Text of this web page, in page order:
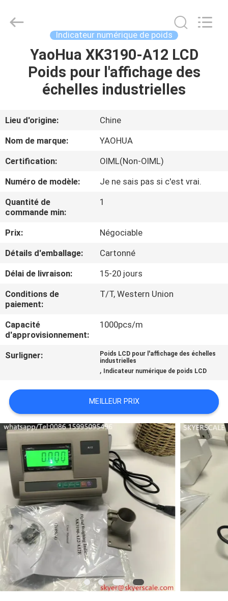
MAISON
PRODUITS
VIDÉOS
À
PROPOS
NOUS
VISITE
DE
L'USINE
CONTRÔLE
DE
QUALITÉ
NOUVELLES
LES
AFFAIRES
DEMANDEZ
UN DEVIS
PLAN
DU
SITE
Co.,Limited.
Indicateur numérique de poids
YaoHua XK3190-A12 LCD
Poids pour l'affichage des
échelles industrielles
Lieu d'origine:
Chine
Nom de marque:
YAOHUA
Certification:
OIML(Non-OIML)
Numéro de modèle:
Je ne sais pas si c'est vrai.
Quantité de
commande min:
1
Prix:
Négociable
Détails d'emballage:
Cartonné
Délai de livraison:
15-20 jours
Conditions de
paiement:
T/T, Western Union
Capacité
d'approvisionnement:
1000pcs/m
Surligner:
Poids LCD pour l'affichage des échelles
industrielles
, Indicateur numérique de poids LCD
MEILLEUR PRIX